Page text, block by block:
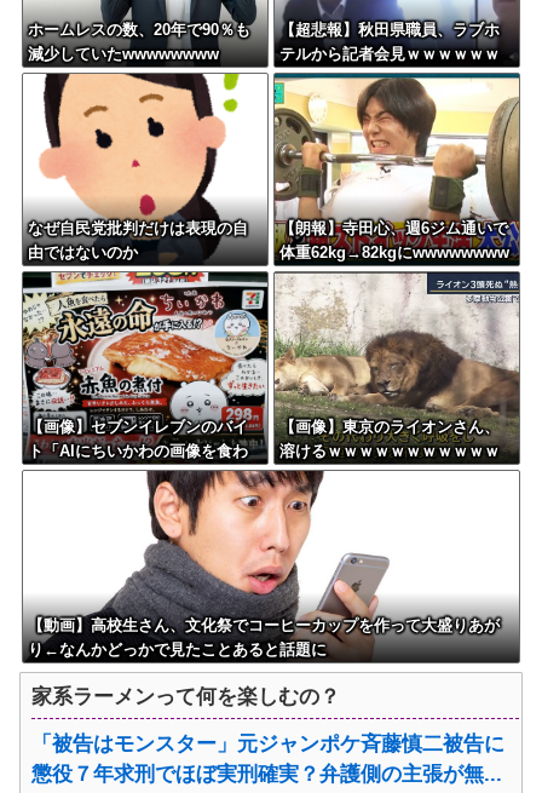
ホームレスの数、20年で90％も
減少していたwwwwwwww
【超悲報】秋田県職員、ラブホ
テルから記者会見ｗｗｗｗｗｗ
ｗｗｗ
なぜ自民党批判だけは表現の自
由ではないのか
【朗報】寺田心、週6ジム通いで
体重62kg→82kgにwwwwwwww
【画像】セブンイレブンのバイ
ト「AIにちいかわの画像を食わ
せてっと………できた！」
【画像】東京のライオンさん、
溶けるｗｗｗｗｗｗｗｗｗｗｗ
ｗｗｗｗｗｗｗｗｗｗｗ
【動画】高校生さん、文化祭でコーヒーカップを作って大盛りあが
り←なんかどっかで見たことあると話題に
家系ラーメンって何を楽しむの？
「被告はモンスター」元ジャンポケ斉藤慎二被告に
懲役７年求刑でほぼ実刑確実？弁護側の主張が無...